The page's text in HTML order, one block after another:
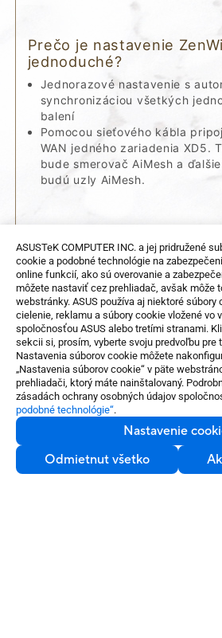
ASUSTeK COMPUTER INC. a jej pridružené
cookie a podobné technológie na
online funkcií, ako sú overovanie a
môžete nastaviť cez prehliadač, avšak môže
webstránky. ASUS používa aj niektoré súbory
cielenie, reklamu a súbory cookie vložené vo
spoločnosťou ASUS alebo tretími stranami.
sekcii si, prosím, vyberte svoju predvoľbu pre
Nastavenia súborov cookie môžete
„Nastavenia súborov cookie“ v päte
prehliadači, ktorý máte nainštalovaný.
zásadách ochrany osobných údajov
podobné technológie“.
Nastavenie
Odmietnut všetko
Prečo je nastavenie
jednoduché?
Jednorazové nastavenie s
synchronizáciou všetkých
balení
Pomocou sieťového kábla
WAN jedného zariadenia XD5.
bude smerovač AiMesh a
budú uzly AiMesh.